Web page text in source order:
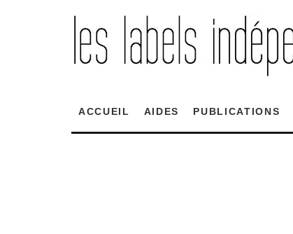
ACCUEIL AIDES PUBLICATIONS